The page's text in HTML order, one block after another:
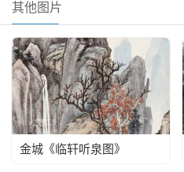
其他图片
金城《临轩听泉图》